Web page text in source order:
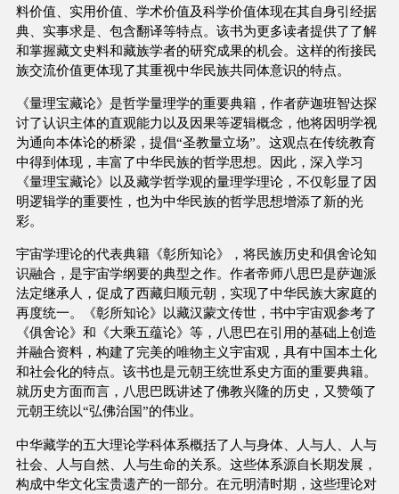
料价值、实用价值、学术价值及科学价值体现在其自身引经据
典、实事求是、包含翻译等特点。该书为更多读者提供了了解
和掌握藏文史料和藏族学者的研究成果的机会。这样的衔接民
族交流价值更体现了其重视中华民族共同体意识的特点。
《量理宝藏论》是哲学量理学的重要典籍，作者萨迦班智达探
讨了认识主体的直观能力以及因果等逻辑概念，他将因明学视
为通向本体论的桥梁，提倡“圣教量立场”。这观点在传统教育
中得到体现，丰富了中华民族的哲学思想。因此，深入学习
《量理宝藏论》以及藏学哲学观的量理学理论，不仅彰显了因
明逻辑学的重要性，也为中华民族的哲学思想增添了新的光
彩。
宇宙学理论的代表典籍《彰所知论》，将民族历史和俱舍论知
识融合，是宇宙学纲要的典型之作。作者帝师八思巴是萨迦派
法定继承人，促成了西藏归顺元朝，实现了中华民族大家庭的
再度统一。《彰所知论》以藏汉蒙文传世，书中宇宙观参考了
《俱舍论》和《大乘五蕴论》等，八思巴在引用的基础上创造
并融合资料，构建了完美的唯物主义宇宙观，具有中国本土化
和社会化的特点。该书也是元朝王统世系史方面的重要典籍。
就历史方面而言，八思巴既讲述了佛教兴隆的历史，又赞颂了
元朝王统以“弘佛治国”的伟业。
中华藏学的五大理论学科体系概括了人与身体、人与人、人与
社会、人与自然、人与生命的关系。这些体系源自长期发展，
构成中华文化宝贵遗产的一部分。在元明清时期，这些理论对